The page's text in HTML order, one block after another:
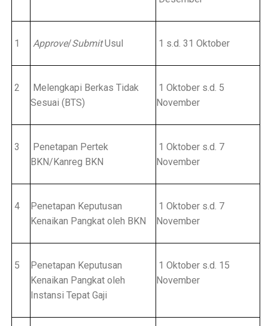
1 Approve/SubmitUsul 1 s.d. 31 Oktober
2
Melengkapi Berkas Tidak
Sesuai (BTS)
1 Oktober s.d. 5
November
3
Penetapan Pertek
BKN/Kanreg BKN
1 Oktober s.d. 7
November
4
Penetapan Keputusan
Kenaikan Pangkat oleh BKN
1 Oktober s.d. 7
November
5
Penetapan Keputusan
Kenaikan Pangkat oleh
Instansi Tepat Gaji
1 Oktober s.d. 15
November